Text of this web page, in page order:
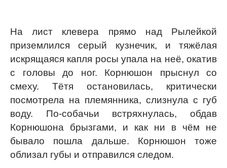
На лист клевера прямо над Рылейкой
приземлился серый кузнечик, и тяжёлая
искрящаяся капля росы упала на неё, окатив
с головы до ног. Корнюшон прыснул со
смеху. Тётя остановилась, критически
посмотрела на племянника, слизнула с губ
воду. По-собачьи встряхнулась, обдав
Корнюшона брызгами, и как ни в чём не
бывало пошла дальше. Корнюшон тоже
облизал губы и отправился следом.